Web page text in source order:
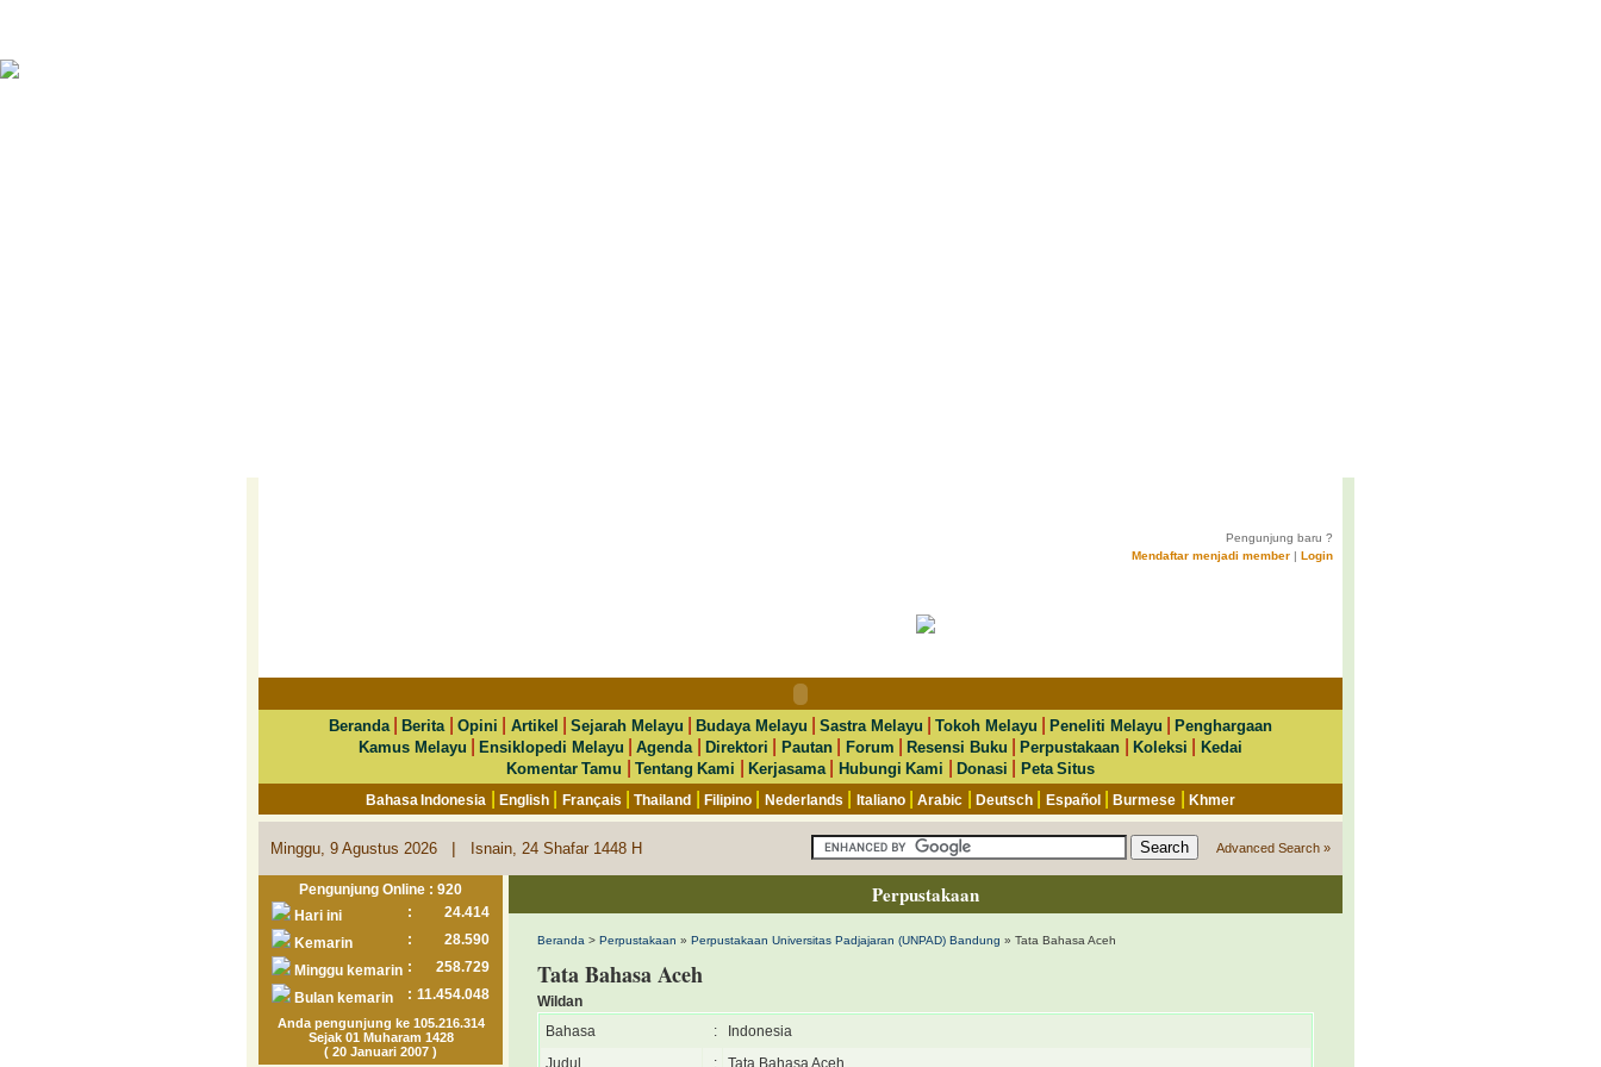
Pengunjung baru ?
Mendaftar menjadi member | Login
Beranda|Berita Opini Artikel |Sejarah Melayu |Budaya Melayu |Sastra Melayu |Tokoh Melayu |Peneliti Melayu |Penghargaan
Kamus Melayu
|Ensiklopedi Melayu |Agenda |Direktori Pautan| Forum |Resensi Buku |Perpustakaan Koleksi
Kedai
Komentar Tamu
|Tentang Kami |Kerjasama Hubungi Kami Donasi Peta Situs
Bahasa Indonesia |English Français |Thailand |Filipino Nederlands Italiano|Arabic Deutsch| Español|Burmese Khmer
Minggu, 9 Agustus 2026 | Isnain, 24 Shafar 1448 H Advanced Search »
Pengunjung Online : 920
Hari ini
:
24.414
Kemarin
:
28.590
Minggu kemarin :
258.729
Bulan kemarin
: 11.454.048
Anda pengunjung ke 105.216.314
Sejak 01 Muharam 1428
( 20 Januari 2007 )
Perpustakaan
Beranda > Perpustakaan » Perpustakaan Universitas Padjajaran (UNPAD) Bandung » Tata Bahasa Aceh
Tata Bahasa Aceh
Wildan
Bahasa
:
Indonesia
Judul
:
Tata Bahasa Aceh